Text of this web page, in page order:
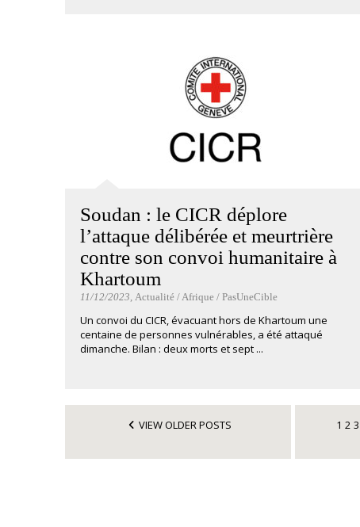
Soudan : le CICR déplore
l’attaque délibérée et meurtrière
contre son convoi humanitaire à
Khartoum
11/12/2023, Actualité / Afrique / PasUneCible
Un convoi du CICR, évacuant hors de Khartoum une
centaine de personnes vulnérables, a été attaqué
dimanche. Bilan : deux morts et sept ...
VIEW OLDER POSTS 1 2 3